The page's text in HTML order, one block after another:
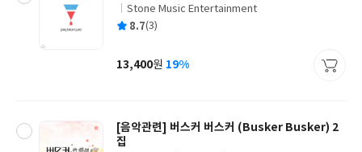
글
쓴
출
사
Stone Music Entertainment
평 8.7(3)
가
13,400원 19%
[음악관련] 버스커 버스커 (Busker Busker) 2
집